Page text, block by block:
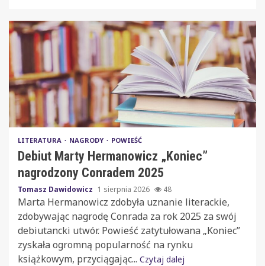
LITERATURA NAGRODY POWIEŚĆ
Debiut Marty Hermanowicz „Koniec”
nagrodzony Conradem 2025
Tomasz Dawidowicz 1 sierpnia 2026 48
Marta Hermanowicz zdobyła uznanie literackie,
zdobywając nagrodę Conrada za rok 2025 za swój
debiutancki utwór. Powieść zatytułowana „Koniec”
zyskała ogromną popularność na rynku
książkowym, przyciągając... Czytaj dalej